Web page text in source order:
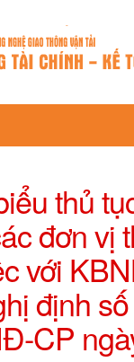
thủ
đơn vị
với
định số
CP